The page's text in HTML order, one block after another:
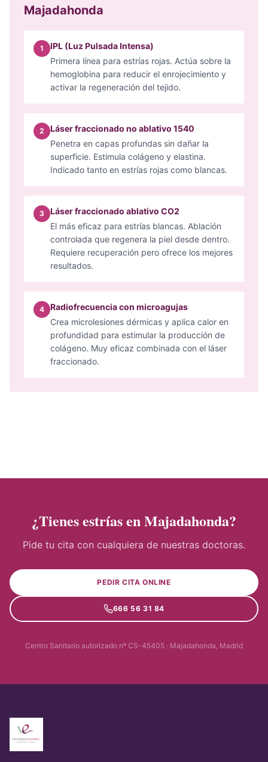
Majadahonda
1
IPL (Luz Pulsada Intensa)
Primera línea para estrías rojas. Actúa sobre la
hemoglobina para reducir el enrojecimiento y
activar la regeneración del tejido.
2
Láser fraccionado no ablativo 1540
Penetra en capas profundas sin dañar la
superficie. Estimula colágeno y elastina.
Indicado tanto en estrías rojas como blancas.
3
Láser fraccionado ablativo CO2
El más eficaz para estrías blancas. Ablación
controlada que regenera la piel desde dentro.
Requiere recuperación pero ofrece los mejores
resultados.
4
Radiofrecuencia con microagujas
Crea microlesiones dérmicas y aplica calor en
profundidad para estimular la producción de
colágeno. Muy eficaz combinada con el láser
fraccionado.
¿Tienes estrías en Majadahonda?
Pide tu cita con cualquiera de nuestras doctoras.
PEDIR CITA ONLINE
666 56 31 84
Centro Sanitario autorizado nº CS-45405 · Majadahonda, Madrid